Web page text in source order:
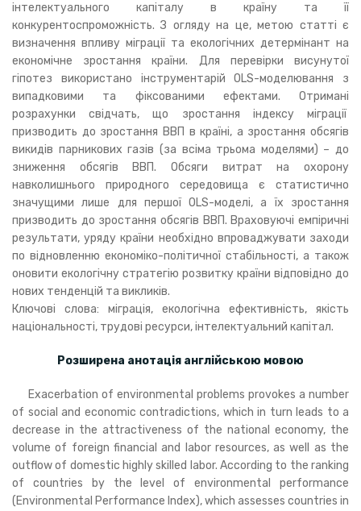
інтелектуального капіталу в країну та її
конкурентоспроможність. З огляду на це, метою статті є
визначення впливу міграції та екологічних детермінант на
економічне зростання країни. Для перевірки висунутої
гіпотез використано інструментарій OLS-моделювання з
випадковими та фіксованими ефектами. Отримані
розрахунки свідчать, що зростання індексу міграції
призводить до зростання ВВП в країні, а зростання обсягів
викидів парникових газів (за всіма трьома моделями) – до
зниження обсягів ВВП. Обсяги витрат на охорону
навколишнього природного середовища є статистично
значущими лише для першої OLS-моделі, а їх зростання
призводить до зростання обсягів ВВП. Враховуючі емпіричні
результати, уряду країни необхідно впроваджувати заходи
по відновленню економіко-політичної стабільності, а також
оновити екологічну стратегію розвитку країни відповідно до
нових тенденцій та викликів.
Ключові слова: міграція, екологічна ефективність, якість
національності, трудові ресурси, інтелектуальний капітал.
Розширена анотація англійською мовою
Exacerbation of environmental problems provokes a number
of social and economic contradictions, which in turn leads to a
decrease in the attractiveness of the national economy, the
volume of foreign financial and labor resources, as well as the
outflow of domestic highly skilled labor. According to the ranking
of countries by the level of environmental performance
(Environmental Performance Index), which assesses countries in